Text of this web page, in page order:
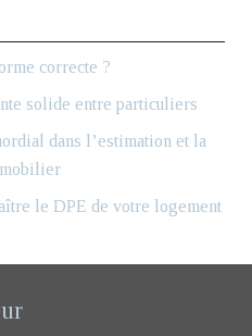
correcte ?
solide entre particuliers
dans l’estimation et la
le DPE de votre logement